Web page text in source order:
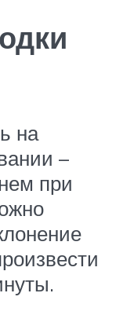
на
–
при